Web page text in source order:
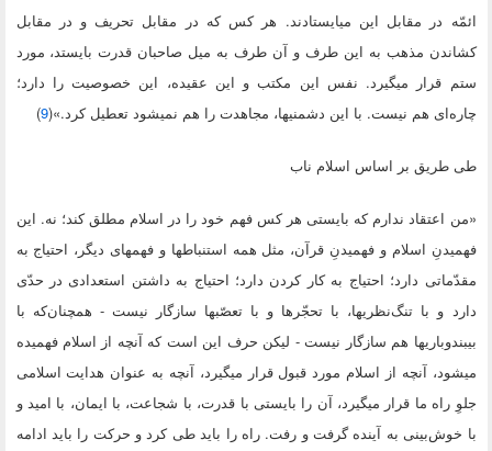
ائمّه در مقابل این میایستادند. هر کس که در مقابل تحریف و در مقابل
کشاندن مذهب به این طرف و آن طرف به میل صاحبان قدرت بایستد، مورد
ستم قرار میگیرد. نفس این مکتب و این عقیده، این خصوصیت را دارد؛
چاره‌ای هم نیست. با این دشمنیها، مجاهدت را هم نمیشود تعطیل کرد.»(9
)
طی طریق بر اساس اسلام ناب
«من اعتقاد ندارم که بایستی هر کس فهم خود را در اسلام مطلق کند؛ نه. این
فهمیدنِ اسلام و فهمیدنِ قرآن، مثل همه استنباطها و فهمهای دیگر، احتیاج به
مقدّماتی دارد؛ احتیاج به کار کردن دارد؛ احتیاج به داشتن استعدادی در حدّی
دارد و با تنگ‌نظریها، با تحجّرها و با تعصّبها سازگار نیست - همچنان‌که با
بیبندوباریها هم سازگار نیست - لیکن حرف این است که آنچه از اسلام فهمیده
میشود، آنچه از اسلام مورد قبول قرار میگیرد، آنچه به عنوان هدایت اسلامی
جلوِ راه ما قرار میگیرد، آن را بایستی با قدرت، با شجاعت، با ایمان، با امید و
با خوش‌بینی به آینده گرفت و رفت. راه را باید طی کرد و حرکت را باید ادامه